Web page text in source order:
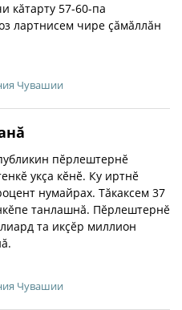
кăтарту 57-60-па
лартнисем чире çăмăллăн
Чувашии
пĕрлештернĕ
укçа кĕнĕ. Ку иртнĕ
нумайрах. Тăкаксем 37
танлашнă. Пĕрлештернĕ
та икçĕр миллион
Чувашии